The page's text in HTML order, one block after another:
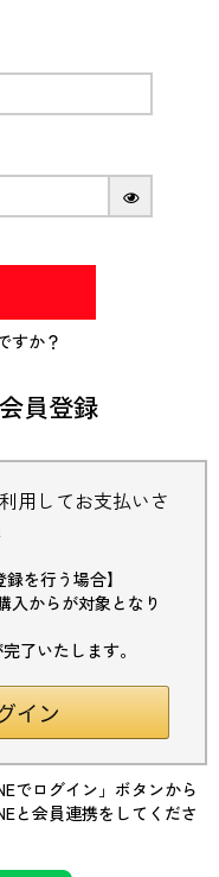
すか？
員登録
用してお支払いさ
を行う場合】
入からが対象となり
了いたします。
でログイン」ボタンから
と会員連携をしてくださ